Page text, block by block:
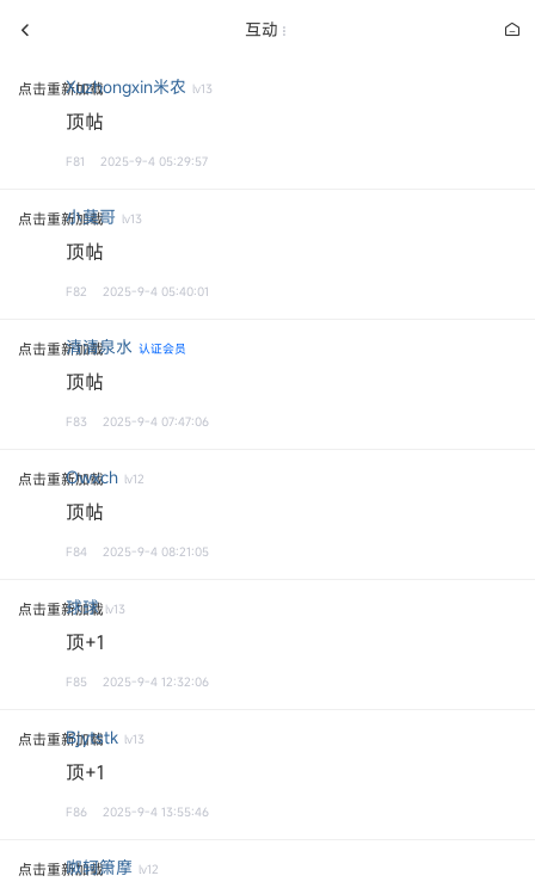
互动
点击重新加载Xuzhongxin米农 lv13
顶帖
F81 2025-9-4 05:29:57
点击重新加载
小莫哥 lv13
顶帖
F82 2025-9-4 05:40:01
点击重新加载
清清泉水 认证会员
顶帖
F83 2025-9-4 07:47:06
点击重新加载
Owxch lv12
顶帖
F84 2025-9-4 08:21:05
点击重新加载
球球 lv13
顶+1
F85 2025-9-4 12:32:06
点击重新加载
Bjytstk lv13
顶+1
F86 2025-9-4 13:55:46
点击重新加载
呶轲箫摩 lv12